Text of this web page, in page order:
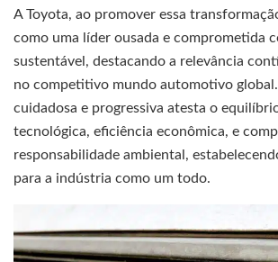
A Toyota, ao promover essa
como uma líder ousada e comprometida
sustentável, destacando a relevância
no competitivo mundo automotivo
cuidadosa e progressiva atesta o
tecnológica, eficiência econômica, e
responsabilidade ambiental,
para a indústria como um todo.